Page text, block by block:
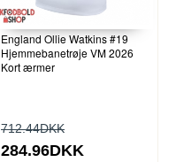
England Ollie Watkins #19
Hjemmebanetrøje VM 2026
Kort ærmer
712.44DKK
284.96DKK